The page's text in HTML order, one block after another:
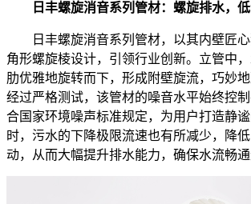
日丰螺旋消音系列管材：螺旋排水，
日丰螺旋消音系列管材，以其内壁匠心
角形螺旋棱设计，引领行业创新。立管中
肋优雅地旋转而下，形成附壁旋流，巧妙地
经过严格测试，该管材的噪音水平始终控
合国家环境噪声标准规定，为用户打造静
时，污水的下降极限流速也有所减少，降
动，从而大幅提升排水能力，确保水流畅通